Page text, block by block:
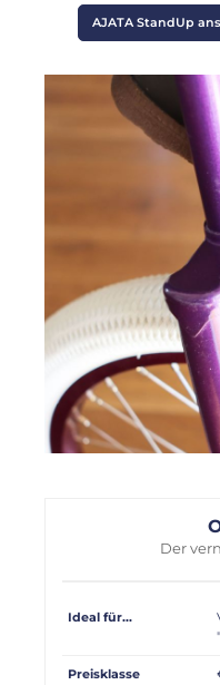
AJATA StandUp
Der
Ideal für...
Preisklasse